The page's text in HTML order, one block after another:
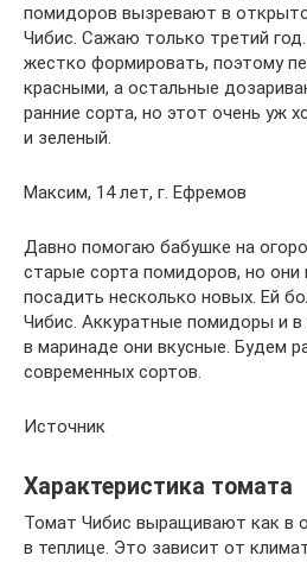
помидоров вызревают в
Чибис. Сажаю только третий
жестко формировать, поэтому
красными, а остальные
ранние сорта, но этот очень уж
и зеленый.
Максим, 14 лет, г. Ефремов
Давно помогаю бабушке на
старые сорта помидоров, но они
посадить несколько новых. Ей
Чибис. Аккуратные помидоры и в
в маринаде они вкусные. Будем
современных сортов.
Источник
Характеристика томата
Томат Чибис выращивают как в
в теплице. Это зависит от